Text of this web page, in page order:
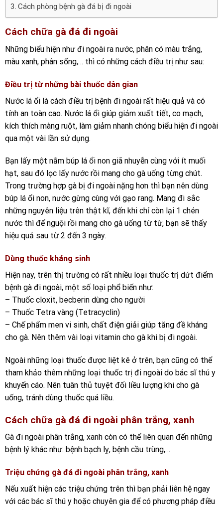
Cách phòng bệnh gà đá bị đi ngoài
Cách chữa gà đá đi ngoài
Những biểu hiện như đi ngoài ra nước, phân có màu trắng,
màu xanh, phân sống,… thì có những cách điều trị như sau:
Điều trị từ những bài thuốc dân gian
Nước lá ổi là cách điều trị bệnh đi ngoài rất hiệu quả và có
tính an toàn cao. Nước lá ổi giúp giảm xuất tiết, co mạch,
kích thích màng ruột, làm giảm nhanh chóng biểu hiện đi ngoài
qua một vài lần sử dụng.
Bạn lấy một nắm búp lá ổi non giã nhuyễn cùng với ít muối
hạt, sau đó lọc lấy nước rồi mang cho gà uống từng chút.
Trong trường hợp gà bị đi ngoài nặng hơn thì bạn nên dùng
búp lá ổi non, nước gừng cùng với gạo rang. Mang đi sắc
những nguyên liệu trên thật kĩ, đến khi chỉ còn lại 1 chén
nước thì để nguội rồi mang cho gà uống từ từ, bạn sẽ thấy
hiệu quả sau từ 2 đến 3 ngày.
Dùng thuốc kháng sinh
Hiện nay, trên thị trường có rất nhiều loại thuốc trị dứt điểm
bệnh gà đi ngoài, một số loại phổ biến như:
– Thuốc cloxit, becberin dùng cho người
– Thuốc Tetra vàng (Tetracyclin)
– Chế phẩm men vi sinh, chất điện giải giúp tăng đề kháng
cho gà. Nên thêm vài loại vitamin cho gà khi bị đi ngoài.
Ngoài những loại thuốc được liệt kê ở trên, bạn cũng có thể
tham khảo thêm những loại thuốc trị đi ngoài do bác sĩ thú y
khuyến cáo. Nên tuân thủ tuyệt đối liều lượng khi cho gà
uống, tránh dùng thuốc quá liều.
Cách chữa gà đá đi ngoài phân trắng, xanh
Gà đi ngoài phân trắng, xanh còn có thể liên quan đến những
bệnh lý khác như: bệnh bạch lỵ, bệnh cầu trùng,…
Triệu chứng gà đá đi ngoài phân trắng, xanh
Nếu xuất hiện các triệu chứng trên thì bạn phải liên hệ ngay
với các bác sĩ thú y hoặc chuyên gia để có phương pháp điều